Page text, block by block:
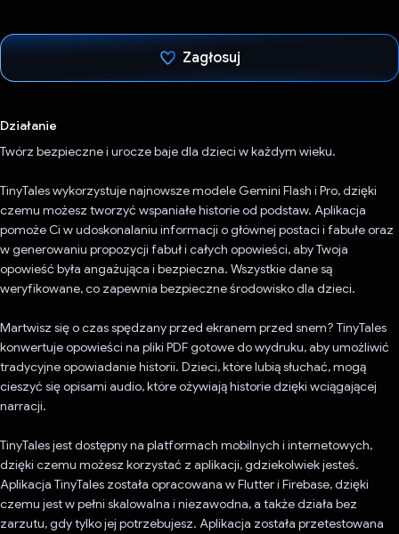
Zagłosuj
Działanie
Twórz bezpieczne i urocze baje dla dzieci w każdym wieku.
TinyTales wykorzystuje najnowsze modele Gemini Flash i Pro, dzięki
czemu możesz tworzyć wspaniałe historie od podstaw. Aplikacja
pomoże Ci w udoskonalaniu informacji o głównej postaci i fabułe oraz
w generowaniu propozycji fabuł i całych opowieści, aby Twoja
opowieść była angażująca i bezpieczna. Wszystkie dane są
weryfikowane, co zapewnia bezpieczne środowisko dla dzieci.
Martwisz się o czas spędzany przed ekranem przed snem? TinyTales
konwertuje opowieści na pliki PDF gotowe do wydruku, aby umożliwić
tradycyjne opowiadanie historii. Dzieci, które lubią słuchać, mogą
cieszyć się opisami audio, które ożywiają historie dzięki wciągającej
narracji.
TinyTales jest dostępny na platformach mobilnych i internetowych,
dzięki czemu możesz korzystać z aplikacji, gdziekolwiek jesteś.
Aplikacja TinyTales została opracowana w Flutter i Firebase, dzięki
czemu jest w pełni skalowalna i niezawodna, a także działa bez
zarzutu, gdy tylko jej potrzebujesz. Aplikacja została przetestowana